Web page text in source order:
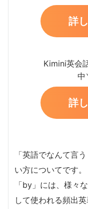
詳
Kimini英会
中
詳
「英語でなんて言
い方についてです。
「by」には、様々
して使われる頻出